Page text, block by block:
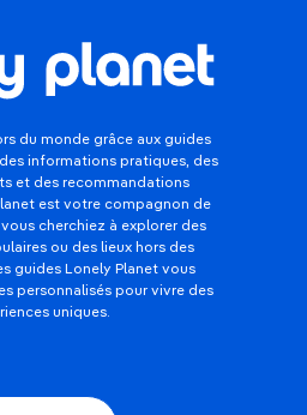
du monde grâce aux guides
informations pratiques, des
et des recommandations
est votre compagnon de
cherchiez à explorer des
ou des lieux hors des
guides Lonely Planet vous
personnalisés pour vivre des
uniques.